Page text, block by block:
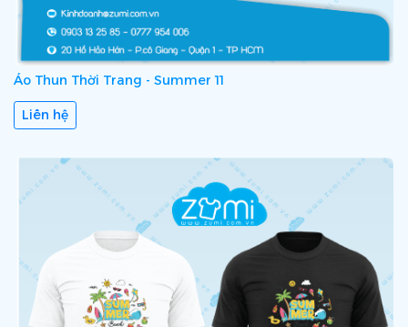
Áo Thun Thời Trang - Summer 11
Liên hệ